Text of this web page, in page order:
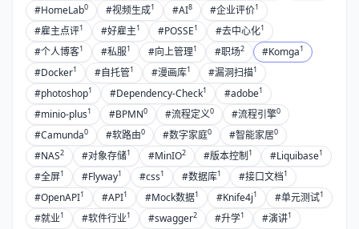
#HomeLab0 #视频生成1 #AI8 #企业评价1
#雇主点评1 #好雇主1 #POSSE1 #去中心化1
#个人博客1 #私服1 #向上管理1 #职场2 #Komga1
#Docker1 #自托管1 #漫画库1 #漏洞扫描1
#photoshop1 #Dependency-Check1 #adobe1
#minio-plus1 #BPMN0 #流程定义0 #流程引擎0
#Camunda0 #软路由0 #数字家庭0 #智能家居0
#NAS2 #对象存储1 #MinIO2 #版本控制1 #Liquibase1
#全屏1 #Flyway1 #css1 #数据库1 #接口文档1
#OpenAPI1 #API1 #Mock数据1 #Knife4j1 #单元测试1
#就业1 #软件行业1 #swagger2 #升学1 #演讲1